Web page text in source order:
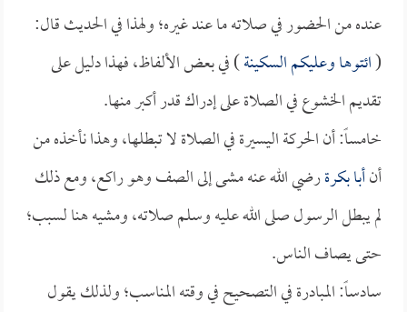
عنده من الحضور في صلاته ما عند غيره؛ ولهذا في الحديث قال:
(ائتوها وعليكم السكينة) في بعض الألفاظ، فهذا دليل على
تقديم الخشوع في الصلاة على إدراك قدر أكبر منها.
خامساً: أن الحركة اليسيرة في الصلاة لا تبطلها، وهذا نأخذه من
أنأبا بكرةرضي الله عنه مشى إلى الصف وهو راكع، ومع ذلك
لم يبطل الرسول صلى الله عليه وسلم صلاته، ومشيه هنا لسبب؛
حتى يصاف الناس.
سادساً: المبادرة في التصحيح في وقته المناسب؛ ولذلك يقول